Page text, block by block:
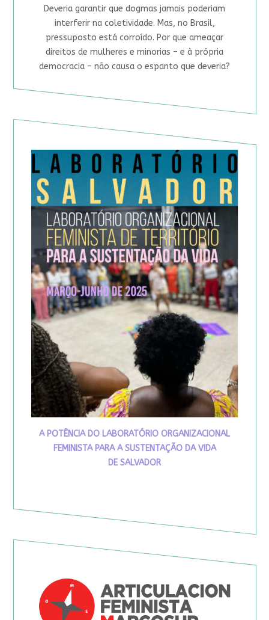
Deveria garantir que dogmas jamais poderiam
interferir na coletividade. Mas, no Brasil,
pressuposto está corroído. Por que ameaçar
direitos de mulheres e minorias – e à própria
democracia – não causa o espanto que deveria?
A POTÊNCIA DO LABORATÓRIO ORGANIZACIONAL
FEMINISTA PARA A SUSTENTAÇÃO DA VIDA
DE SALVADOR